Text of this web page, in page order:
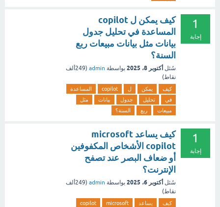
1
إجابة
كيف يمكن ل copilot
المساعدة في تحليل جدول
بيانات مثل بيانات مبيعات ربع
السنة؟
سُئل أكتوبر 8، 2025 بواسطة admin
(249ألف
نقاط)
كيف يمكن ل copilot
المساعدة
في
تحليل جدول بيانات
مثل
مبيعات
ربع السنة؟
1
إجابة
كيف يساعد microsoft
copilot الأشخاص المكفوفين
أو ضعاف البصر عند تصفح
الإنترنت؟
سُئل أكتوبر 6، 2025 بواسطة admin
(249ألف
نقاط)
كيف يساعد microsoft
copilot